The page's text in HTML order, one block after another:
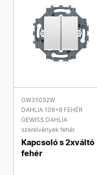
GW35052W
DAHLIA 106+6 FEHÉR
GEWISS DAHLIA
szerelvények fehér
Kapcsoló s 2xváltó
fehér